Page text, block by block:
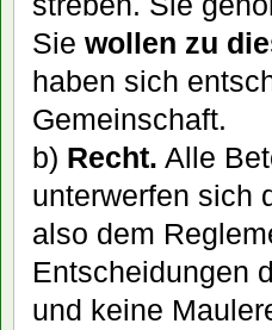
Sie wollen zu
haben sich
Gemeinschaft.
b) Recht. Alle
unterwerfen sich
also dem
Entscheidungen
und keine